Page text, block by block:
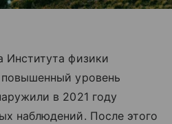
Института физики
уровень
в 2021 году
наблюдений. После этого